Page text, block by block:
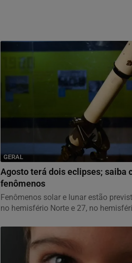
GERAL
Agosto terá dois eclipses; saiba
fenômenos
Fenômenos solar e lunar estão
no hemisfério Norte e 27, no